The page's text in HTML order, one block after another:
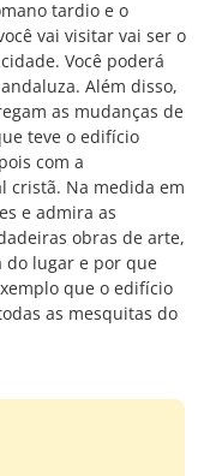
tardio e o
vai visitar vai ser o
Você poderá
Além disso,
as mudanças de
teve o edifício
com a
cristã. Na medida em
e admira as
obras de arte,
do lugar e por que
que o edifício
as mesquitas do